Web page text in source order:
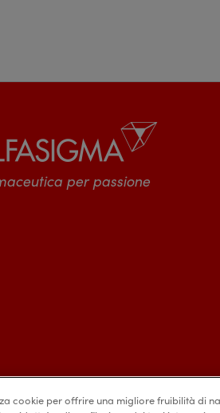
per passione
cookie per offrire una migliore fruibilità di